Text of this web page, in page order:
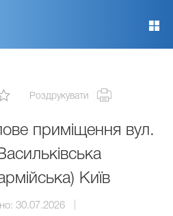
Роздрукувати
приміщення вул.
Київ
30.07.2026